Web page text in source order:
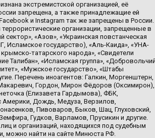
экстремистской организацией, её
запрещена, а также принадлежащие ей
и Instagram так же запрещены в России.
организации, запрещенные в
сектор», «Азов», «Украинская повстанческая
Исламское государство), «Аль-Каида», «УНА-
татарского народа», «Свидетели
Талибан», «Исламская группа»,
«Мужское государство», «Штабы
Перечень иноагентов: Галкин, Моргенштерн,
Гордон, Мирон Фёдоров (Оксимирон),
(Елизавета Гардымова), ФБК,
Америки, Дождь, Медуза, Верзилов,
Пивоваров, Быков, Шац, Глуховский,
Гудков, Варламов, Прусикин и другие.
и организаций, находящихся под судебным
можно найти на сайте Минюста РФ.